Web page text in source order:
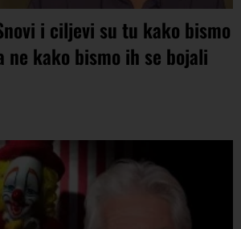
i ciljevi su tu kako bismo
ne kako bismo ih se bojali